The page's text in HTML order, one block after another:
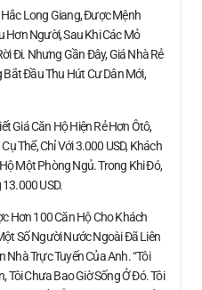
Long Giang, Được Mệnh
Hơn Người, Sau Khi Các Mỏ
Đi. Nhưng Gần Đây, Giá Nhà Rẻ
Đầu Thu Hút Cư Dân Mới,
Giá Căn Hộ Hiện Rẻ Hơn Ôtô,
Thể, Chỉ Với 3.000 USD, Khách
Một Phòng Ngủ. Trong Khi Đó,
USD.
Hơn 100 Căn Hộ Cho Khách
Số Người Nước Ngoài Đã Liên
Nhà Trực Tuyến Của Anh. “Tôi
Tôi Chưa Bao Giờ Sống Ở Đó. Tôi